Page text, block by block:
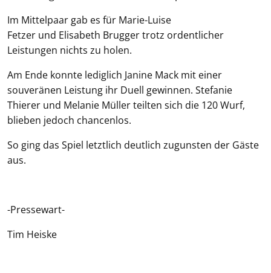
Im Mittelpaar gab es für Marie-Luise
Fetzer und Elisabeth Brugger trotz ordentlicher
Leistungen nichts zu holen.
Am Ende konnte lediglich Janine Mack mit einer
souveränen Leistung ihr Duell gewinnen. Stefanie
Thierer und Melanie Müller teilten sich die 120 Wurf,
blieben jedoch chancenlos.
So ging das Spiel letztlich deutlich zugunsten der Gäste
aus.
-Pressewart-
Tim Heiske